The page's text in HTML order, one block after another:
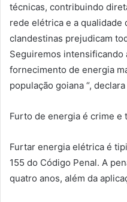
técnicas, contribuindo
rede elétrica e a qualidade
clandestinas prejudicam
Seguiremos intensificando
fornecimento de energia
população goiana “,
Furto de energia é crime e
Furtar energia elétrica é
155 do Código Penal. A
quatro anos, além da